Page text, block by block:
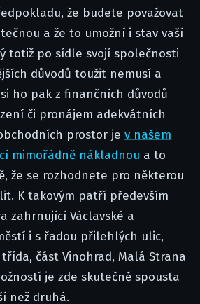
že budete považovat
a že to umožní i stav vaší
totiž po sídle svojí společnosti
důvodů toužit nemusí a
ho pak z finančních důvodů
či pronájem adekvátních
prostor je v našem
mimořádně nákladnou a to
že se rozhodnete pro některou
K takovým patří především
zahrnující Václavské a
i s řadou přilehlých ulic,
část Vinohrad, Malá Strana
je zde skutečně spousta
než druhá.